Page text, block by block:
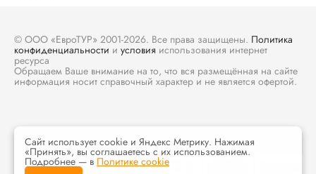
© ООО «ЕвроТУР» 2001-2026. Все права защищены. Политика
конфиденциальности и условия использования интернет
ресурса
Обращаем Ваше внимание на то, что вся размещённая на сайте
информация носит справочный характер и не является офертой.
Сайт использует cookie и Яндекс Метрику. Нажимая
«Принять», вы соглашаетесь с их использованием.
Подробнее — в Политике cookie